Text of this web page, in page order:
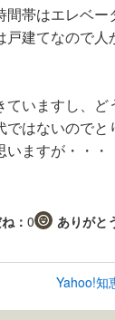
間帯はエレベー
建てなので人
いますし、ど
ではないので
ますが・・・
： 0 ありがと
Yahoo!知